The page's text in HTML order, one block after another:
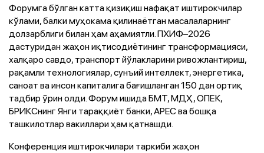
Форумга бўлган катта қизиқиш нафақат иштирокчилар
кўлами, балки муҳокама қилинаётган масалаларнинг
долзарблиги билан ҳам аҳамиятли. ПХИФ–2026
дастуридан жаҳон иқтисодиётининг трансформацияси,
халқаро савдо, транспорт йўлакларини ривожлантириш,
рақамли технологиялар, сунъий интеллект, энергетика,
саноат ва инсон капиталига бағишланган 150 дан ортиқ
тадбир ўрин олди. Форум ишида БМТ, МДҲ, ОПЕК,
БРИКСнинг Янги тараққиёт банки, APEC ва бошқа
ташкилотлар вакиллари ҳам қатнашди.
Конференция иштирокчилари таркиби жаҳон